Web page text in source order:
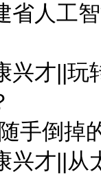
省人工
兴才||玩
手倒掉
兴才||从